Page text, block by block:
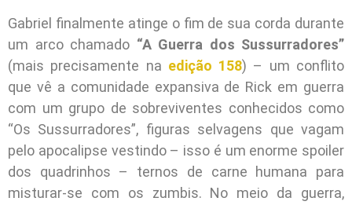
Gabriel finalmente atinge o fim de sua corda durante
um arco chamado “A Guerra dos Sussurradores”
(mais precisamente na edição 158) – um conflito
que vê a comunidade expansiva de Rick em guerra
com um grupo de sobreviventes conhecidos como
“Os Sussurradores”, figuras selvagens que vagam
pelo apocalipse vestindo – isso é um enorme spoiler
dos quadrinhos – ternos de carne humana para
misturar-se com os zumbis. No meio da guerra,